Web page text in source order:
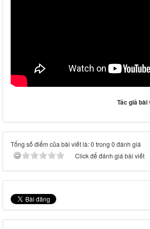
Tác giả bài
Tổng số điểm của bài viết là: 0 trong 0 đánh giá
Click để đánh giá bài viết